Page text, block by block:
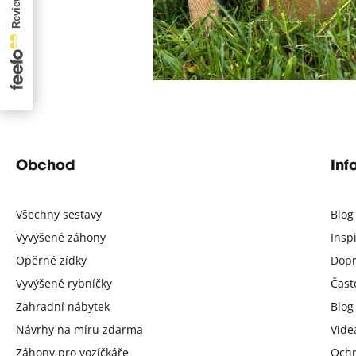
8th July 2026
Obchod
Všechny sestavy
Vyvýšené záhony
Opěrné zídky
Vyvýšené rybníčky
Zahradní nábytek
Návrhy na míru zdarma
Záhony pro vozíčkáře
Blog
Blog